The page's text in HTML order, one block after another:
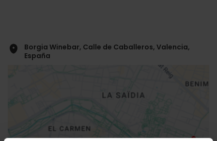
Borgia Winebar, Calle de Caballeros, Valencia,
España